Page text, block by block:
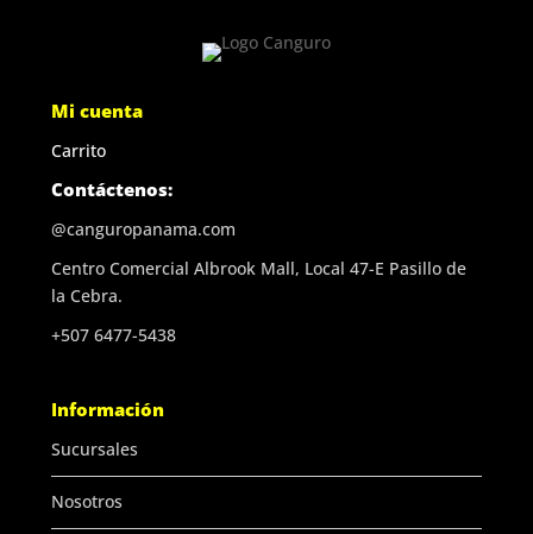
Mi cuenta
Carrito
Contáctenos:
@canguropanama.com
Centro Comercial Albrook Mall, Local 47-E Pasillo de
la Cebra.
+507 6477-5438
Información
Sucursales
Nosotros